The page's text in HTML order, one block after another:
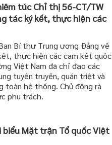
túc Chỉ thị 56-CT/TW
tác ký kết, thực hiện các
Bí thư Trung ương Đảng về
thực hiện các cam kết quốc
Việt Nam đã chỉ đạo các
tuyên truyền, quán triệt và
toàn hệ thống. Chủ động rà
phụ trách.
Mặt trận Tổ quốc Việt